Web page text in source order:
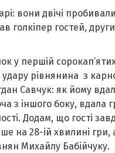
вони двічі
голкіпер гостей,
у першій
удару рівнянина з
Савчук: як йому
з іншого боку, вдала
Додам, що гості
на 28-ій хвилині гри,
Михайлу Бабійчуку.